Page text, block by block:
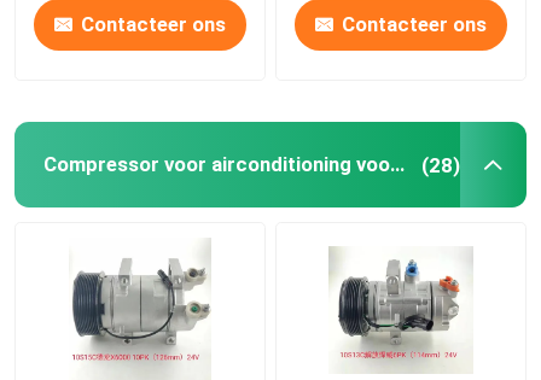
Contacteer ons Contacteer ons
Compressor voor airconditioning voor vrachtwagens (28)